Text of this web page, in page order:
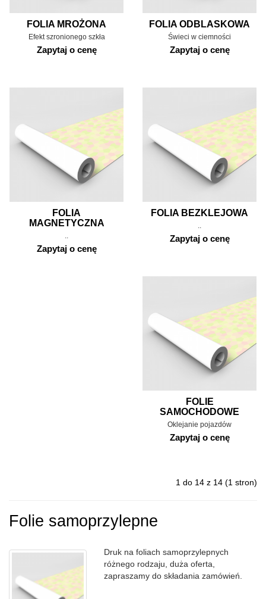
FOLIA MROŻONA
Efekt szronionego szkła
Zapytaj o cenę
FOLIA ODBLASKOWA
Świeci w ciemności
Zapytaj o cenę
FOLIA
MAGNETYCZNA
Zapytaj o cenę
FOLIA BEZKLEJOWA
Zapytaj o cenę
FOLIE
SAMOCHODOWE
Oklejanie pojazdów
Zapytaj o cenę
1 do 14 z 14 (1 stron)
Folie samoprzylepne
Druk na foliach samoprzylepnych
różnego rodzaju, duża oferta,
zapraszamy do składania zamówień.